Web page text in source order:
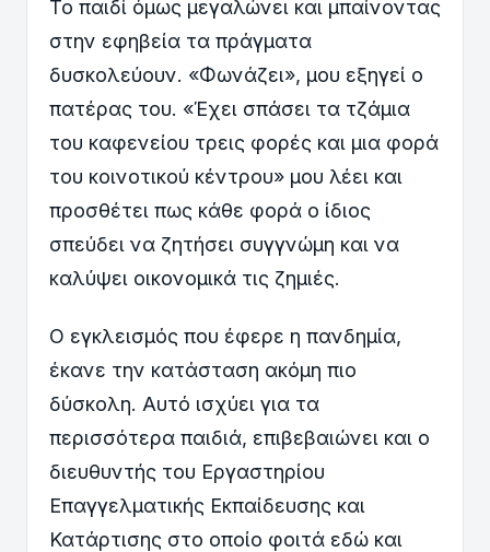
Το παιδί όμως μεγαλώνει και μπαίνοντας
στην εφηβεία τα πράγματα
δυσκολεύουν. «Φωνάζει», μου εξηγεί ο
πατέρας του. «Έχει σπάσει τα τζάμια
του καφενείου τρεις φορές και μια φορά
του κοινοτικού κέντρου» μου λέει και
προσθέτει πως κάθε φορά ο ίδιος
σπεύδει να ζητήσει συγγνώμη και να
καλύψει οικονομικά τις ζημιές.
Ο εγκλεισμός που έφερε η πανδημία,
έκανε την κατάσταση ακόμη πιο
δύσκολη. Αυτό ισχύει για τα
περισσότερα παιδιά, επιβεβαιώνει και ο
διευθυντής του Εργαστηρίου
Επαγγελματικής Εκπαίδευσης και
Κατάρτισης στο οποίο φοιτά εδώ και